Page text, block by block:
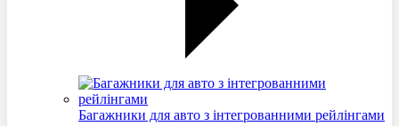
Багажники для авто з інтегрованними рейлінгами